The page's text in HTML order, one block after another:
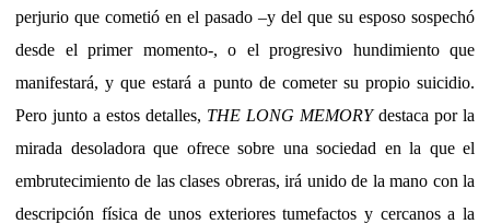
perjurio que cometió en el pasado –y del que su esposo sospechó
desde el primer momento-, o el progresivo hundimiento que
manifestará, y que estará a punto de cometer su propio suicidio.
Pero junto a estos detalles, THE LONG MEMORYdestaca por la
mirada desoladora que ofrece sobre una sociedad en la que el
embrutecimiento de las clases obreras, irá unido de la mano con la
descripción física de unos exteriores tumefactos y cercanos a la